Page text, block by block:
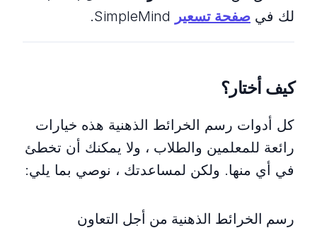
لك في صفحة تسعير
كيف أختار؟
كل أدوات رسم الخرائط الذهنية هذه خيارات
رائعة للمعلمين والطلاب ، ولا يمكنك أن تخطئ
في أي منها. ولكن لمساعدتك ، نوصي بما يلي:
رسم الخرائط الذهنية من أجل التعاون